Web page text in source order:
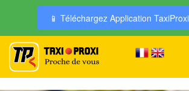
📱 Téléchargez Application TaxiProxi